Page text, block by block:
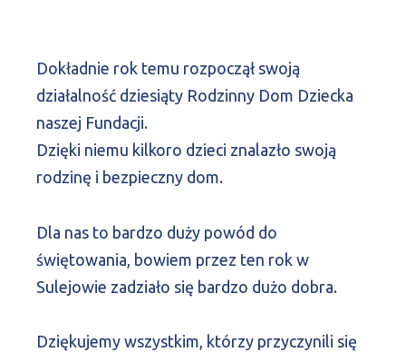
Dokładnie rok temu rozpoczął swoją
działalność dziesiąty Rodzinny Dom Dziecka
naszej Fundacji.
Dzięki niemu kilkoro dzieci znalazło swoją
rodzinę i bezpieczny dom.
Dla nas to bardzo duży powód do
świętowania, bowiem przez ten rok w
Sulejowie zadziało się bardzo dużo dobra.
Dziękujemy wszystkim, którzy przyczynili się